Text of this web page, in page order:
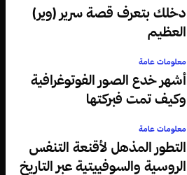
دخلك بتعرف قصة سرير (وير)
العظيم
معلومات عامة
أشهر خدع الصور الفوتوغرافية
وكيف تمت فبركتها
معلومات عامة
التطور المذهل لأقنعة التنفس
الروسية والسوفييتية عبر التاريخ